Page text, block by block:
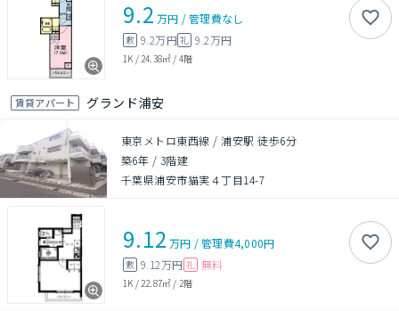
9.2 万円 /管理費なし
敷 9.2万円礼 9.2万円
1K / 24.38㎡ / 4階
賃貸アパート グランド浦安
東京メトロ東西線 / 浦安駅 徒歩6分
築6年 / 3階建
千葉県浦安市猫実４丁目14-7
9.12 万円 /管理費4,000円
敷 9.12万円 礼 無料
1K / 22.87㎡ / 2階